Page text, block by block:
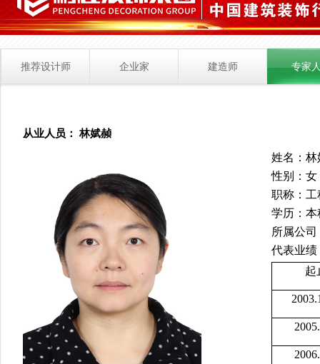
推荐设计师 企业家 建造师 专家
从业人员： 林娬赪
姓名：林
性别
： 女
职称 ：
学历：本
所属公司
代表业绩
起